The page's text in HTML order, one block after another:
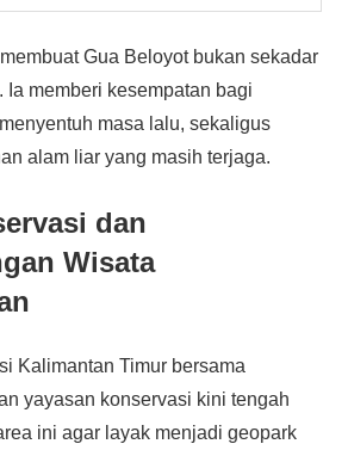
Gua Beloyot bukan sekadar
memberi kesempatan bagi
masa lalu, sekaligus
alam liar yang masih terjaga.
dan
Wisata
Kalimantan Timur bersama
yayasan konservasi kini tengah
ini agar layak menjadi geopark